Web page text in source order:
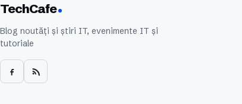
TechCafe
Blog noutăți și știri IT, evenimente IT și
tutoriale